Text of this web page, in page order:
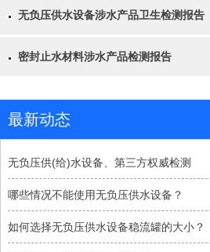
无负压供水设备涉水产品卫生检测报告
密封止水材料涉水产品检测报告
最新动态
无负压供(给)水设备、第三方权威检测
哪些情况不能使用无负压供水设备？
如何选择无负压供水设备稳流罐的大小？